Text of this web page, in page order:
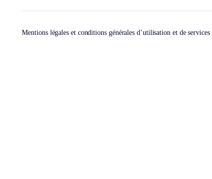
Mentions légales et conditions générales d’utilisation et de services